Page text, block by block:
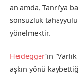
anlamda, Tanrı’ya
sonsuzluk
yönelmektir.
Heidegger’in
aşkın yönü